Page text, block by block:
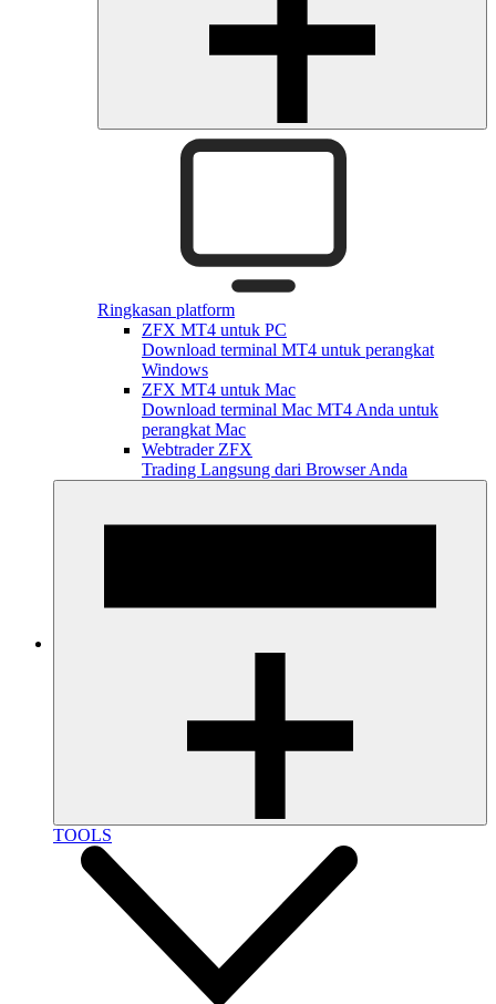
Ringkasan platform
ZFX MT4 untuk PC
Download terminal MT4 untuk perangkat
Windows
ZFX MT4 untuk Mac
Download terminal Mac MT4 Anda untuk
perangkat Mac
Webtrader ZFX
Trading Langsung dari Browser Anda
TOOLS